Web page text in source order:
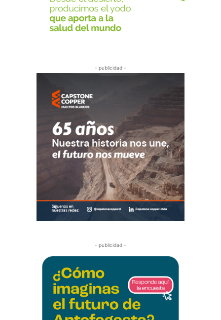
- publicidad -
- publicidad -